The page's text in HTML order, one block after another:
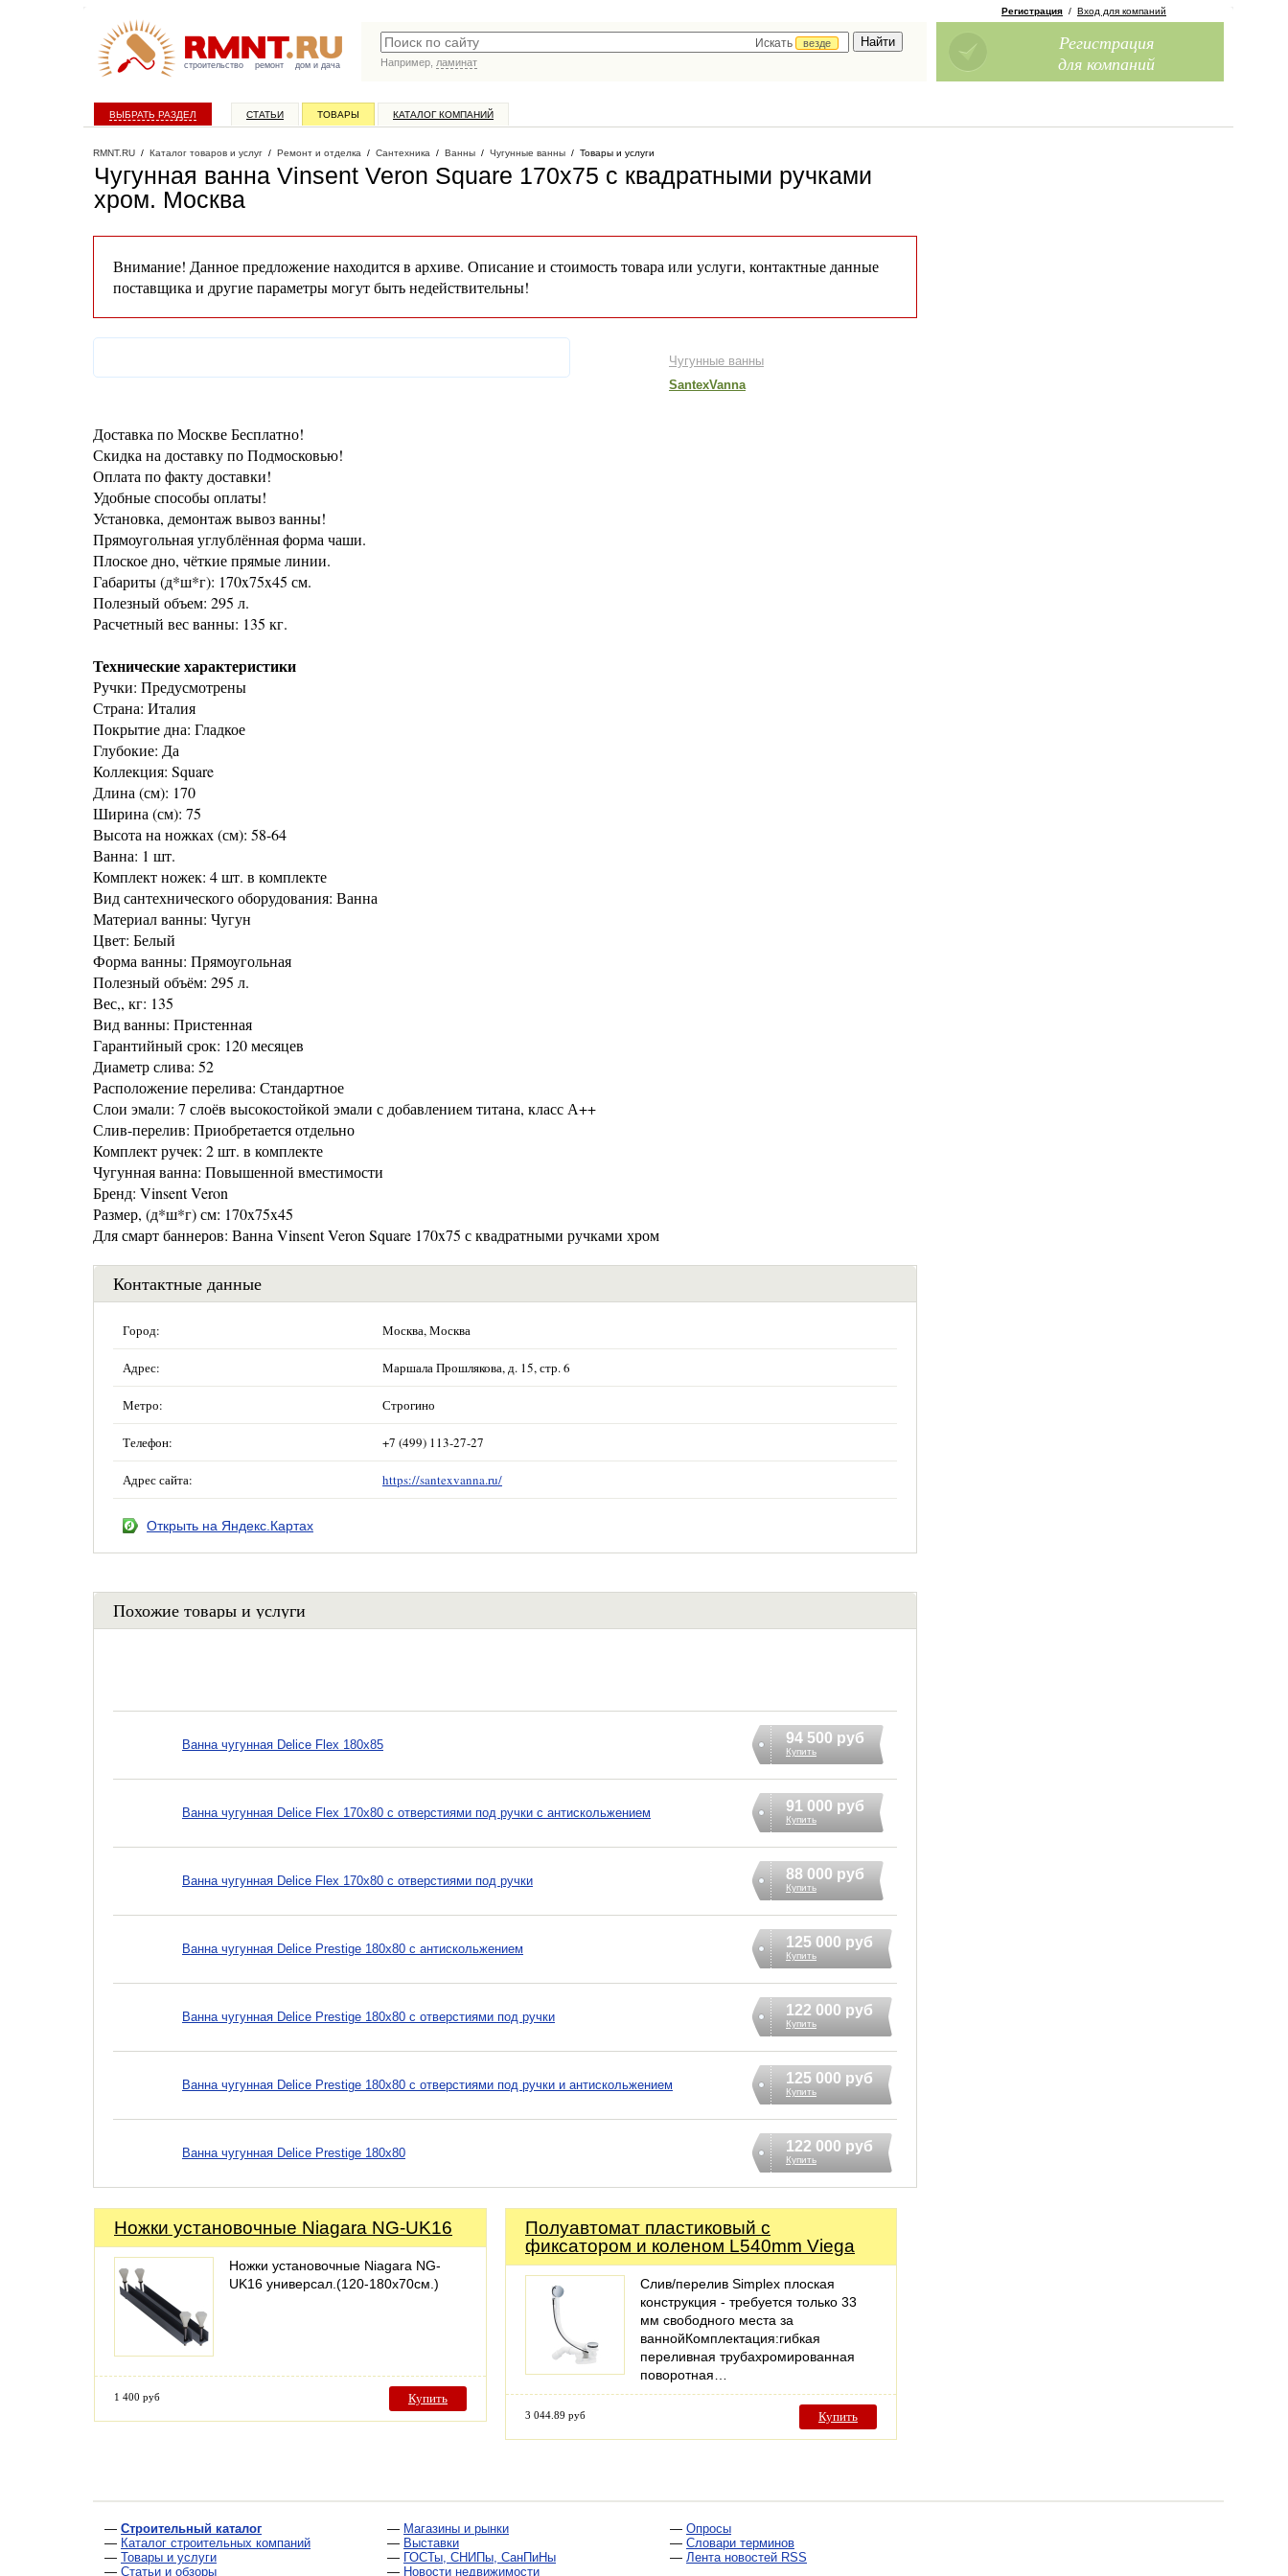
строительство ремонт дом и дача
Искать
везде
Например, ламинат
Регистрация / Вход для компаний
Регистрация
для компаний
ВЫБРАТЬ РАЗДЕЛ СТАТЬИ ТОВАРЫ КАТАЛОГ КОМПАНИЙ
RMNT.RU / Каталог товаров и услуг / Ремонт и отделка / Сантехника / Ванны / Чугунные ванны / Товары и услуги
Чугунная ванна Vinsent Veron Square 170x75 с квадратными ручками
хром. Москва
Внимание! Данное предложение находится в архиве. Описание и стоимость товара или услуги, контактные данные
поставщика и другие параметры могут быть недействительны!
Чугунные ванны
SantexVanna
Доставка по Москве Бесплатно!
Скидка на доставку по Подмосковью!
Оплата по факту доставки!
Удобные способы оплаты!
Установка, демонтаж вывоз ванны!
Прямоугольная углублённая форма чаши.
Плоское дно, чёткие прямые линии.
Габариты (д*ш*г): 170x75x45 см.
Полезный объем: 295 л.
Расчетный вес ванны: 135 кг.
Технические характеристики
Ручки: Предусмотрены
Страна: Италия
Покрытие дна: Гладкое
Глубокие: Да
Коллекция: Square
Длина (см): 170
Ширина (см): 75
Высота на ножках (см): 58-64
Ванна: 1 шт.
Комплект ножек: 4 шт. в комплекте
Вид сантехнического оборудования: Ванна
Материал ванны: Чугун
Цвет: Белый
Форма ванны: Прямоугольная
Полезный объём: 295 л.
Вес,, кг: 135
Вид ванны: Пристенная
Гарантийный срок: 120 месяцев
Диаметр слива: 52
Расположение перелива: Стандартное
Слои эмали: 7 слоёв высокостойкой эмали с добавлением титана, класс А++
Слив-перелив: Приобретается отдельно
Комплект ручек: 2 шт. в комплекте
Чугунная ванна: Повышенной вместимости
Бренд: Vinsent Veron
Размер, (д*ш*г) см: 170x75x45
Для смарт баннеров: Ванна Vinsent Veron Square 170x75 с квадратными ручками хром
Контактные данные
Город: Москва, Москва
Адрес: Маршала Прошлякова, д. 15, стр. 6
Метро: Строгино
Телефон: +7 (499) 113-27-27
Адрес сайта: https://santexvanna.ru/
Открыть на Яндекс.Картах
Похожие товары и услуги
Ванна чугунная Delice Flex 180x85 94 500 руб
Купить
Ванна чугунная Delice Flex 170x80 с отверстиями под ручки с антискольжением 91 000 руб
Купить
Ванна чугунная Delice Flex 170x80 с отверстиями под ручки 88 000 руб
Купить
Ванна чугунная Delice Prestige 180x80 с антискольжением 125 000 руб
Купить
Ванна чугунная Delice Prestige 180x80 с отверстиями под ручки 122 000 руб
Купить
Ванна чугунная Delice Prestige 180x80 с отверстиями под ручки и антискольжением 125 000 руб
Купить
Ванна чугунная Delice Prestige 180x80 122 000 руб
Купить
Ножки установочные Niagara NG-UK16
Ножки установочные Niagara NG-
UK16 универсал.(120-180х70см.)
1 400 руб Купить
Полуавтомат пластиковый с
фиксатором и коленом L540mm Viega
Слив/перелив Simplex плоская
конструкция - требуется только 33
мм свободного места за
ваннойКомплектация:гибкая
переливная трубахромированная
поворотная…
3 044.89 руб Купить
— Строительный каталог
— Каталог строительных компаний
— Товары и услуги
— Статьи и обзоры
— Магазины и рынки
— Выставки
— ГОСТы, СНИПы, СанПиНы
— Новости недвижимости
— Опросы
— Словари терминов
— Лента новостей RSS